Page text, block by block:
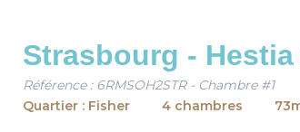
Strasbourg - Hestia
Référence : 6RMSOH2STR - Chambre #1
Quartier : Fisher
4 chambres